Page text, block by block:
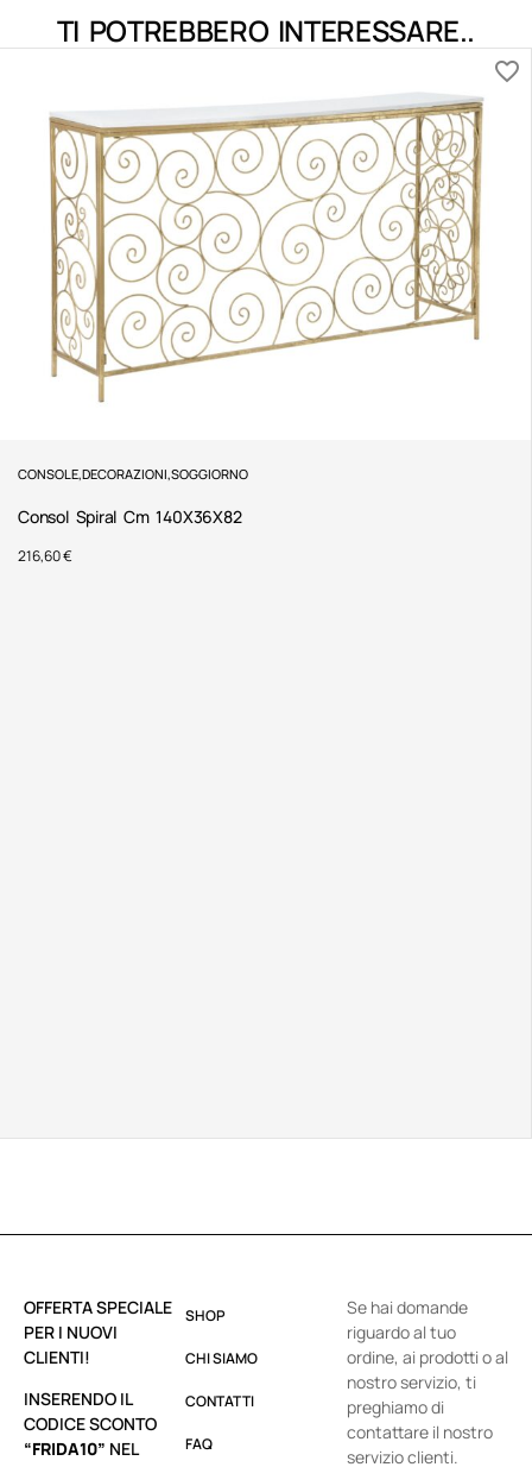
TI POTREBBERO INTERESSARE..
CONSOLE,DECORAZIONI,SOGGIORNO
Consol Spiral Cm 140X36X82
216,60€
OFFERTA SPECIALE
PER I NUOVI
CLIENTI!
INSERENDO IL
CODICE SCONTO
“FRIDA10” NEL
SHOP
CHI SIAMO
CONTATTI
FAQ
Se hai domande
riguardo al tuo
ordine, ai prodotti o al
nostro servizio, ti
preghiamo di
contattare il nostro
servizio clienti.